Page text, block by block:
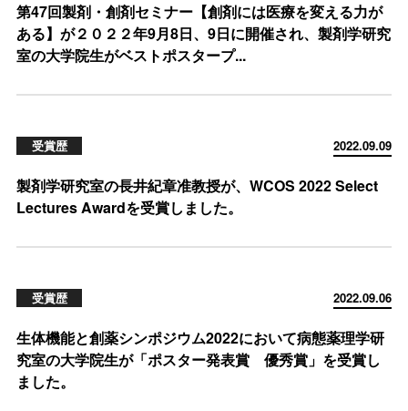
第47回製剤・創剤セミナー【創剤には医療を変える力が
ある】が２０２２年9月8日、9日に開催され、製剤学研究
室の大学院生がベストポスタープ...
2022.09.09
受賞歴
製剤学研究室の長井紀章准教授が、WCOS 2022 Select
Lectures Awardを受賞しました。
2022.09.06
受賞歴
生体機能と創薬シンポジウム2022において病態薬理学研
究室の大学院生が「ポスター発表賞 優秀賞」を受賞し
ました。